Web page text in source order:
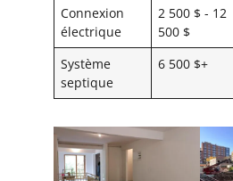
Connexion
électrique
2 500 $ - 12
500 $
Système
septique
6 500 $+